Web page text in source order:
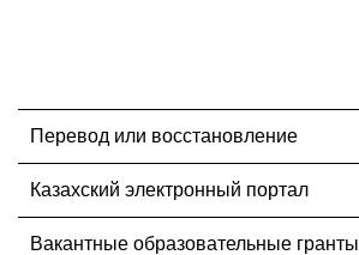
Перевод или восстановление
Казахский электронный портал
Вакантные образовательные гранты